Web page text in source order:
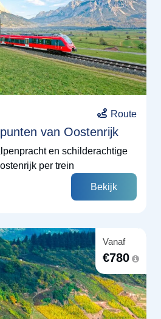
Route
van Oostenrijk
en schilderachtige
per trein
Bekijk
Vanaf
€780